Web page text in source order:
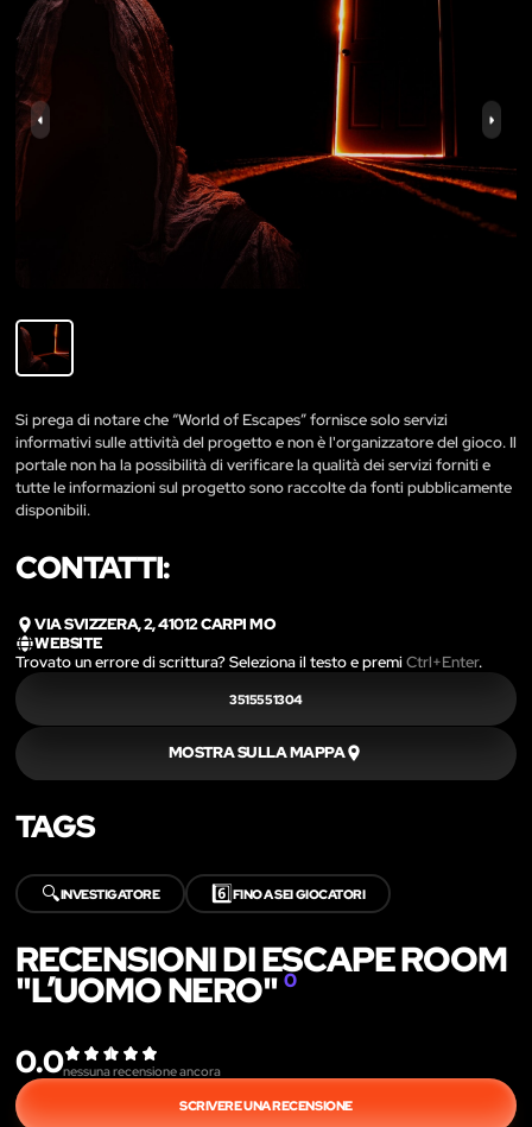
Si prega di notare che “World of Escapes” fornisce solo servizi
informativi sulle attività del progetto e non è l'organizzatore del gioco. Il
portale non ha la possibilità di verificare la qualità dei servizi forniti e
tutte le informazioni sul progetto sono raccolte da fonti pubblicamente
disponibili.
CONTATTI:
VIA SVIZZERA, 2, 41012 CARPI MO
WEBSITE
Trovato un errore di scrittura? Seleziona il testo e premiCtrl+Enter.
3515551304
MOSTRA SULLA MAPPA
TAGS
🔍INVESTIGATORE 6️⃣FINO A SEI GIOCATORI
RECENSIONI DI ESCAPE ROOM
"L’UOMO NERO" 0
0.0nessuna recensione ancora
SCRIVERE UNA RECENSIONE